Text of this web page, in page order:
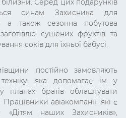
Серед цих подарунків
синам Захисника для
а також сезонна побутова
сушених фруктів та
соків для їхньої бабусі.
постійно замовляють
яка допомагає їм у
планах братів облаштувати
авіакомпанії, які є
наших Захисників»,